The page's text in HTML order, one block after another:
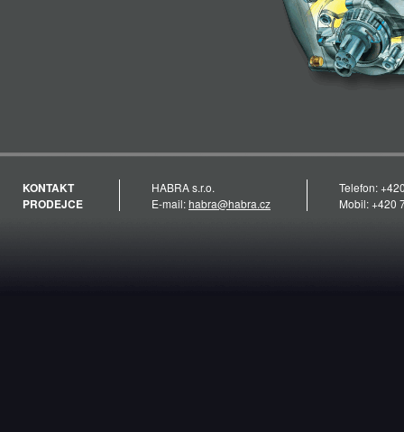
KONTAKT
PRODEJCE
HABRA s.r.o.
E-mail:habra@habra.cz
Telefon:
Mobil: +420